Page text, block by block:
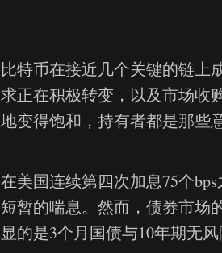
比特币在接近几个关键的链上
求正在积极转变，以及市场收
地变得饱和，持有者都是那些
在美国连续第四次加息75个
短暂的喘息。然而，债券市场
显的是3个月国债与10年期无风